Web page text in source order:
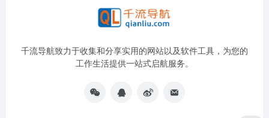
千流导航致力于收集和分享实用的网站以及软件工具，为您的
工作生活提供一站式启航服务。